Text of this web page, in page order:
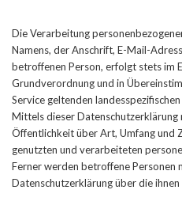
Die Verarbeitung
Namens, der Anschrift, E-Mail-
betroffenen Person, erfolgt stets im
Grundverordnung und in
Service geltenden
Mittels dieser Datenschutzerklärung
Öffentlichkeit über Art, Umfang und
genutzten und verarbeiteten
Ferner werden betroffene Personen
Datenschutzerklärung über die